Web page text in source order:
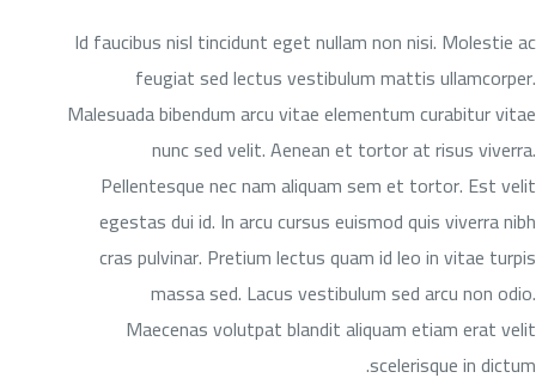
Id faucibus nisl tincidunt eget nullam non nisi. Molestie ac
feugiat sed lectus vestibulum mattis ullamcorper.
Malesuada bibendum arcu vitae elementum curabitur vitae
nunc sed velit. Aenean et tortor at risus viverra.
Pellentesque nec nam aliquam sem et tortor. Est velit
egestas dui id. In arcu cursus euismod quis viverra nibh
cras pulvinar. Pretium lectus quam id leo in vitae turpis
massa sed. Lacus vestibulum sed arcu non odio.
Maecenas volutpat blandit aliquam etiam erat velit
scelerisque in dictum.